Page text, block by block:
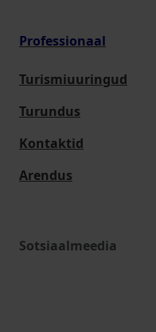
Professionaal
Turismiuuringud
Turundus
Kontaktid
Arendus
Sotsiaalmeedia